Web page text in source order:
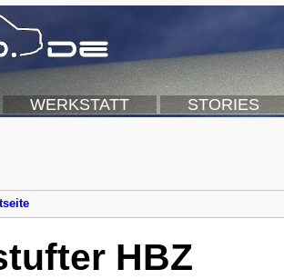
WERKSTATT STORIES
HBZ